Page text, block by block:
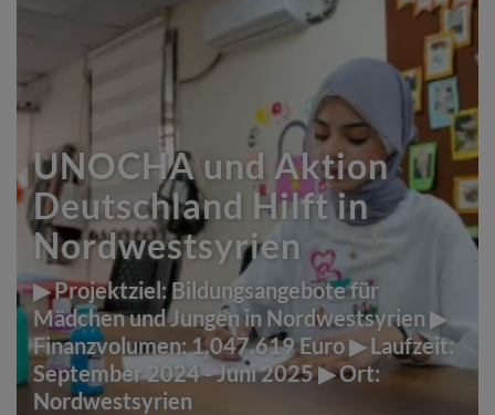
UNOCHA und Aktion
Deutschland Hilft in
Nordwestsyrien
▶ Projektziel: Bildungsangebote für
Mädchen und Jungen in Nordwestsyrien ▶
Finanzvolumen: 1.047.619 Euro ▶ Laufzeit:
September 2024 - Juni 2025 ▶ Ort:
Nordwestsyrien